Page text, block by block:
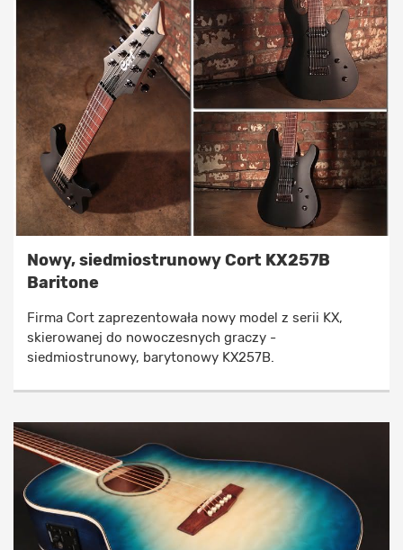
Nowy, siedmiostrunowy Cort KX257B
Baritone
Firma Cort zaprezentowała nowy model z serii KX,
skierowanej do nowoczesnych graczy -
siedmiostrunowy, barytonowy KX257B.